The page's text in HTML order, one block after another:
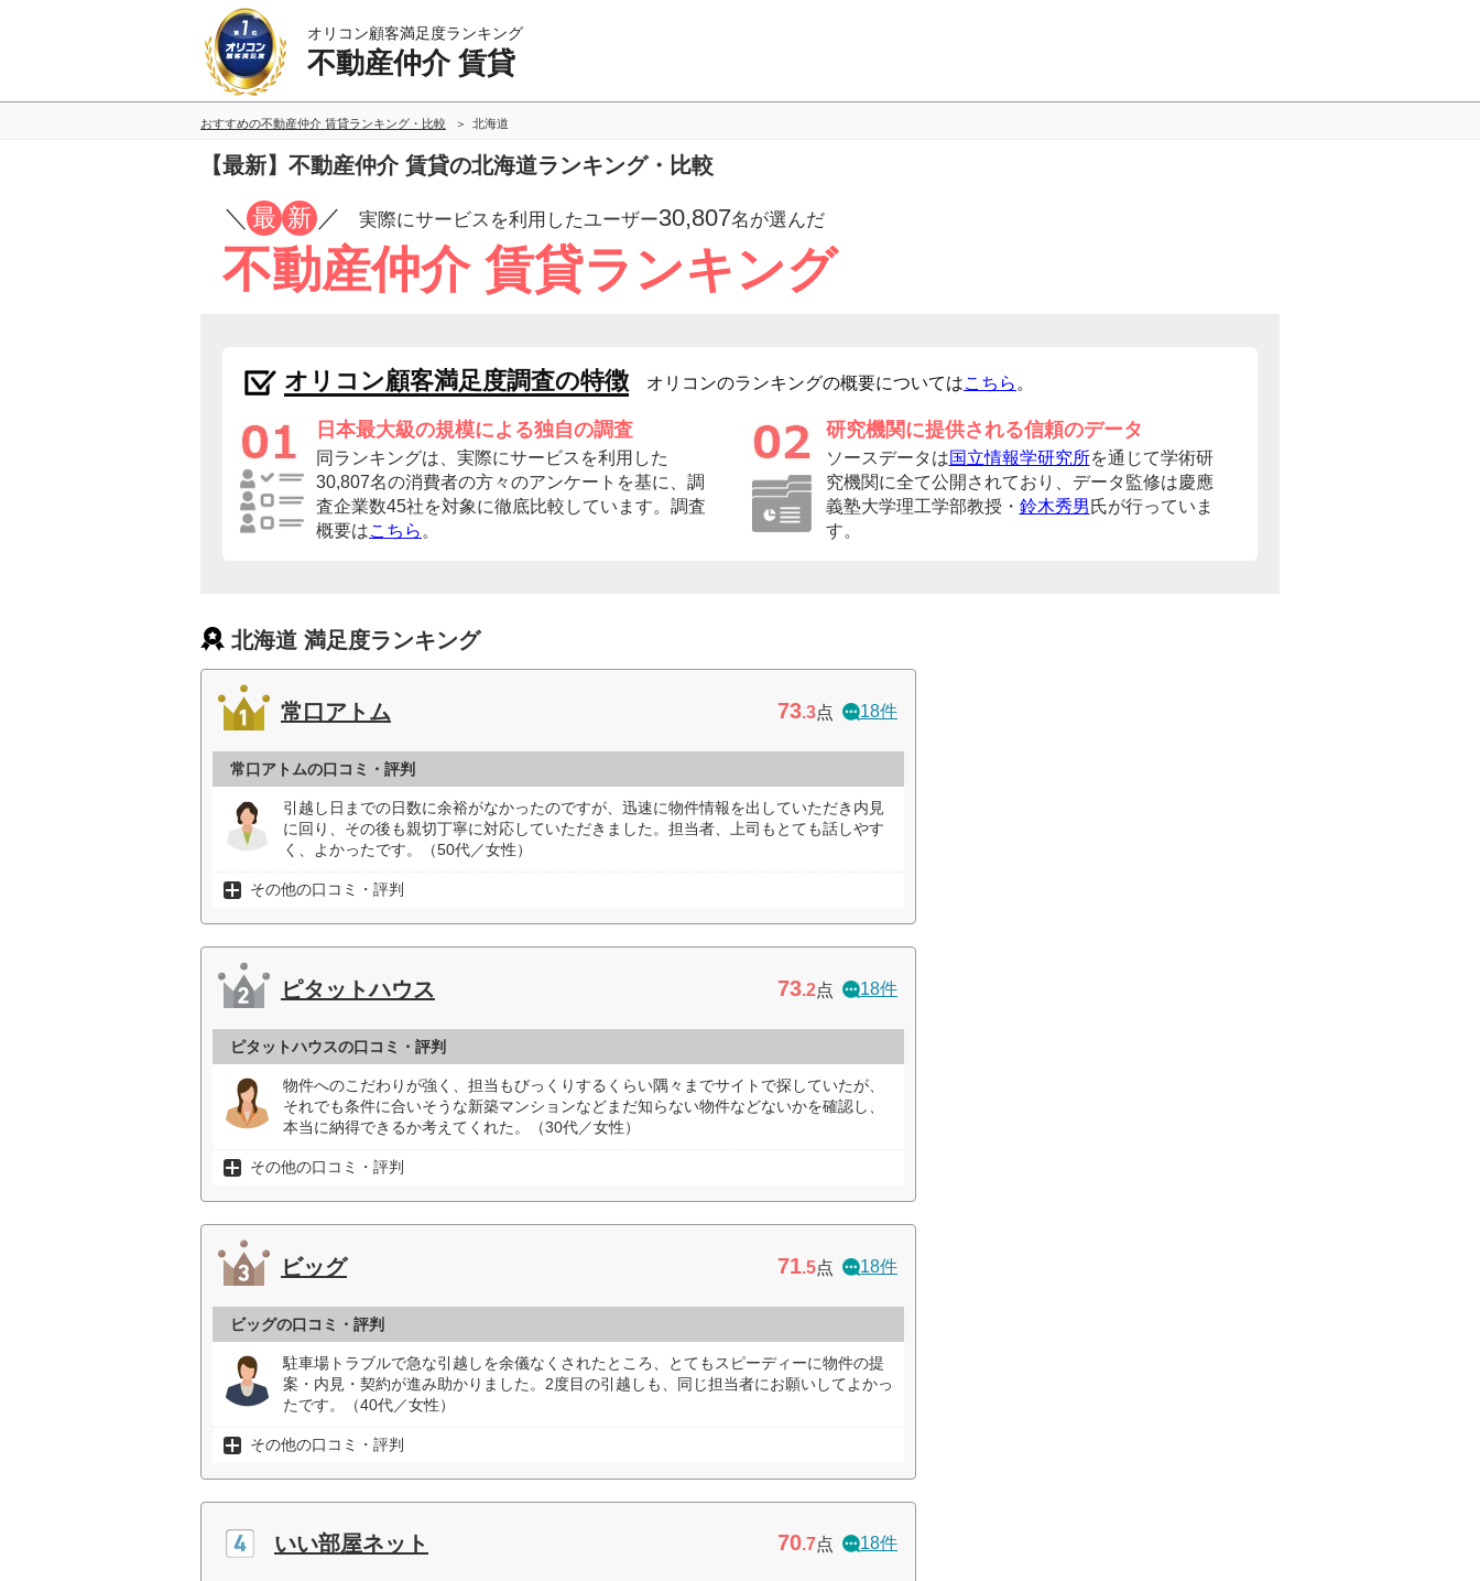
オリコン顧客満足度ランキング
不動産仲介 賃貸
おすすめの不動産仲介 賃貸ランキング・比較 北海道
【最新】不動産仲介 賃貸の北海道ランキング・比較
／ 最 新 ／ 実際にサービスを利用したユーザー30,807名が選んだ
不動産仲介 賃貸ランキング
オリコン顧客満足度調査の特徴 オリコンのランキングの概要についてはこちら 。
日本最大級の規模による独自の調査
同ランキングは、実際にサービスを利用した
30,807名の消費者の方々のアンケートを基に、調
査企業数45社を対象に徹底比較しています。調査
概要はこちら 。
研究機関に提供される信頼のデータ
ソースデータは国立情報学研究所を通じて学術研
究機関に全て公開されており、データ監修は慶應
義塾大学理工学部教授・ 鈴木秀男 氏が行っていま
す。
北海道 満足度ランキング
常口アトム 73.3点 18件
常口アトムの口コミ・評判
引越し日までの日数に余裕がなかったのですが、迅速に物件情報を出していただき内見
に回り、その後も親切丁寧に対応していただきました。担当者、上司もとても話しやす
く、よかったです。（50代／女性）
その他の口コミ・評判
ピタットハウス 73.2点 18件
ピタットハウスの口コミ・評判
物件へのこだわりが強く、担当もびっくりするくらい隅々までサイトで探していたが、
それでも条件に合いそうな新築マンションなどまだ知らない物件などないかを確認し、
本当に納得できるか考えてくれた。（30代／女性）
その他の口コミ・評判
ビッグ 71.5点 18件
ビッグの口コミ・評判
駐車場トラブルで急な引越しを余儀なくされたところ、とてもスピーディーに物件の提
案・内見・契約が進み助かりました。2度目の引越しも、同じ担当者にお願いしてよかっ
たです。（40代／女性）
その他の口コミ・評判
いい部屋ネット 70.7点 18件